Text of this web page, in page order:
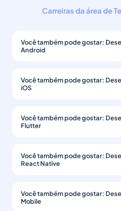
Carreiras da área de
Você também pode gostar:
Android
Você também pode gostar:
iOS
Você também pode gostar:
Flutter
Você também pode gostar:
React Native
Você também pode gostar:
Mobile